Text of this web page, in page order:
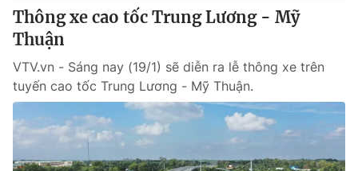
Thông xe cao tốc Trung Lương - Mỹ
Thuận
VTV.vn - Sáng nay (19/1) sẽ diễn ra lễ thông xe trên
tuyến cao tốc Trung Lương - Mỹ Thuận.